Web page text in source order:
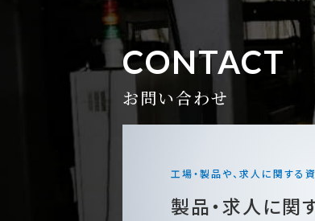
CONTACT
お問い合わせ
工場・製品や、求人に関する
製品・求人に関